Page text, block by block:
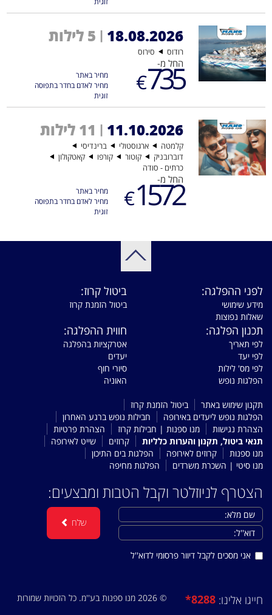
18.08.2026
| 5 לילות
רודוס סירוס
החל מ-
735
€
מחיר באתר
מחיר לאדם בחדר בתפוסה
זוגית
11.10.2026
| 11 לילות
קלמטה ארגוסטולי
ברינדיסי
דוברובניק
קוטור קורפו
קאטקולון
כרתים - סודה
החל מ-
1572
€
מחיר באתר
מחיר לאדם בחדר בתפוסה
זוגית
לפני ההפלגה:
מידע שימושי
שאלות נפוצות
ביטול קרוז:
ביטול הזמנת קרוז
תכנון הפלגה:
לפי תאריך
לפי יעד
לפי מס' לילות
הפלגות נופש
חווית ההפלגה:
אטרקציות בהפלגה
יעדים
סיורי חוף
האוניה
תקנון שימוש באתר
ביטול הזמנת קרוז
הפלגות נופש ליעדים באירופה
חבילות נופש ברגע האחרון
הצהרת נגישות
מנו ספנות | חבילות קרוז
הצהרת פרטיות
תנאי ביטול, תקנון והערות כלליות
קרוזים
שייט לאירופה
מנו ספנות
קרוזים לאירופה
הפלגות בים התיכון
מנו סיטי | השכרת משרדים
הפלגות מחיפה
הצטרף לניוזלטר וקבל הטבות ומבצעים:
אני מסכים לקבל דיוור פרסומי לדוא''ל
שלח
חייגו אלינו: *8288 © 2026 מנו ספנות בע''מ. כל הזכויות שמורות